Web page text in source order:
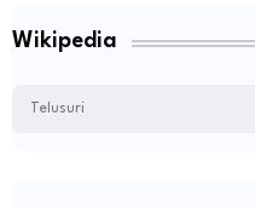
Wikipedia